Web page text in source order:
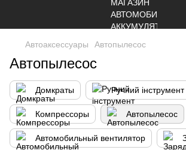
Автоаксессуары Автопылесос
Автопылесос
Домкраты Ручний інструмент
Компрессоры Автопылесос
Автомобильный вентилятор